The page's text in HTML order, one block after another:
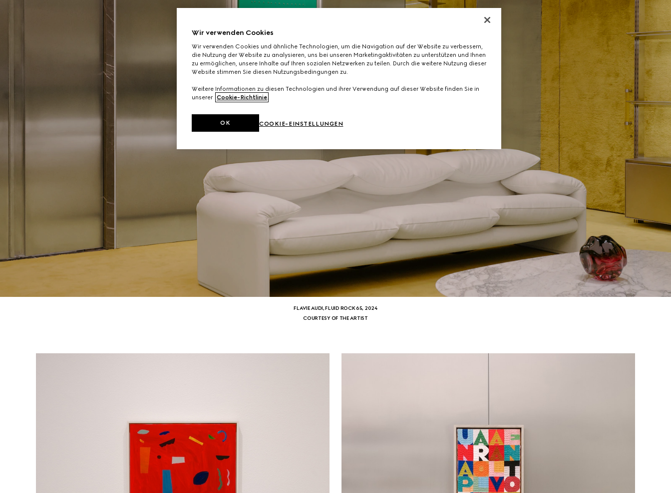
FLAVIE AUDI, FLUID ROCK 65, 2024
COURTESY OF THE ARTIST
Wir verwenden Cookies
Wir verwenden Cookies und ähnliche Technologien, um die Navigation auf der Website zu verbessern,
die Nutzung der Website zu analysieren, uns bei unseren Marketingaktivitäten zu unterstützen und Ihnen
zu ermöglichen, unsere Inhalte auf Ihren sozialen Netzwerken zu teilen. Durch die weitere Nutzung dieser
Website stimmen Sie diesen Nutzungsbedingungen zu.
Weitere Informationen zu diesen Technologien und ihrer Verwendung auf dieser Website finden Sie in
unserer Cookie-Richtlinie.
COOKIE-EINSTELLUNGEN
OK